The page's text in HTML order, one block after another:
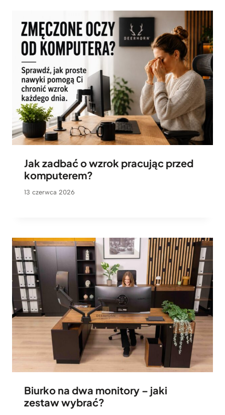
Jak zadbać o wzrok pracując przed
komputerem?
13 czerwca 2026
Biurko na dwa monitory – jaki
zestaw wybrać?